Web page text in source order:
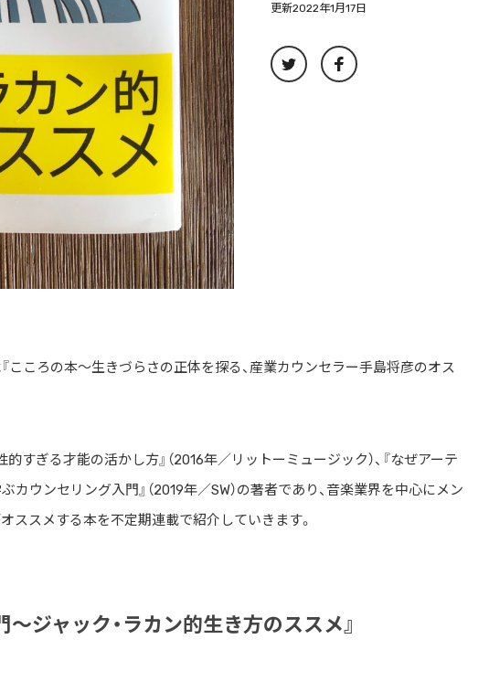
更新2022年1月17日
こころの本〜生きづらさの正体を探る、産業カウンセラー手島将彦のオス
すぎる才能の活かし方』（2016年／リットーミュージック）、『なぜアーテ
ウンセリング入門』（2019年／SW）の著者であり、音楽業界を中心にメン
ススメする本を不定期連載で紹介していきます。
ジャック・ラカン的生き方のススメ』